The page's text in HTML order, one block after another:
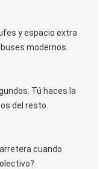
y espacio extra
modernos.
Tú haces la
del resto.
cuando